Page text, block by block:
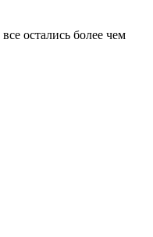
остались более чем